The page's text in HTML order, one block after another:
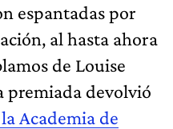
espantadas por
al hasta ahora
de Louise
premiada devolvió
la Academia de